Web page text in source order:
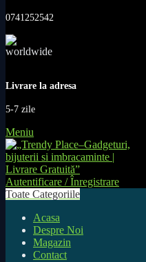
0741252542
Livrare la adresa
5-7 zile
Meniu
Autentificare / Înregistrare
Toate Categoriile
Acasa
Despre Noi
Magazin
Contact